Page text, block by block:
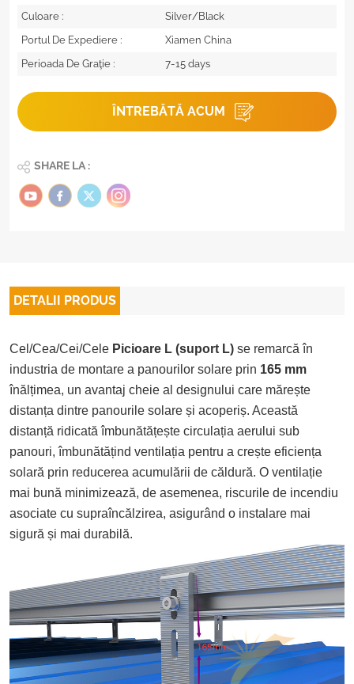
Culoare :
Silver/Black
Portul De Expediere :
Xiamen China
Perioada De Graţie :
7-15 days
ÎNTREBĂTĂ ACUM
SHARE LA :
DETALII PRODUS
Cel/Cea/Cei/Cele Picioare L (suport L) se remarcă în
industria de montare a panourilor solare prin 165 mm
înălțimea, un avantaj cheie al designului care mărește
distanța dintre panourile solare și acoperiș. Această
distanță ridicată îmbunătățește circulația aerului sub
panouri, îmbunătățind ventilația pentru a crește eficiența
solară prin reducerea acumulării de căldură. O ventilație
mai bună minimizează, de asemenea, riscurile de incendiu
asociate cu supraîncălzirea, asigurând o instalare mai
sigură și mai durabilă.